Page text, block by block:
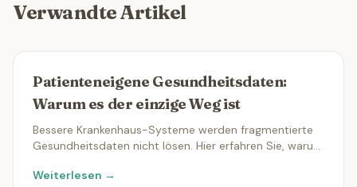
Verwandte Artikel
Patienteneigene Gesundheitsdaten:
Warum es der einzige Weg ist
Bessere Krankenhaus-Systeme werden fragmentierte
Gesundheitsdaten nicht lösen. Hier erfahren Sie, warum
echte Lösung ist.
Weiterlesen →